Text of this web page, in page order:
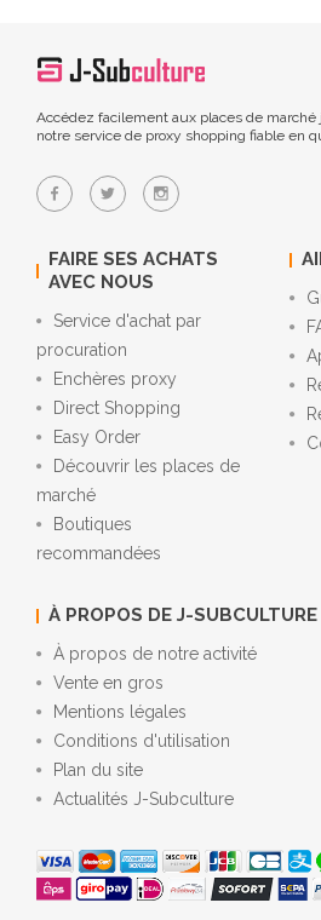
Accédez facilement aux places de marché
notre service de proxy shopping fiable en
FAIRE SES ACHATS
AVEC NOUS
Service d'achat par
procuration
Enchères proxy
Direct Shopping
Easy Order
Découvrir les places de
marché
Boutiques
recommandées
À PROPOS DE J-SUBCULTURE
À propos de notre activité
Vente en gros
Mentions légales
Conditions d'utilisation
Plan du site
Actualités J-Subculture